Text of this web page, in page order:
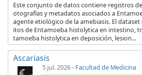
Este conjunto de datos contiene registros
otografías y metadatos asociados a
agente etiológico de la amebiasis. El
itos de Entamoeba histolytica en intestino,
tamoeba histolytica en deposición, lesion...
Ascariasis
5 jul. 2026- Facultad de Medicina